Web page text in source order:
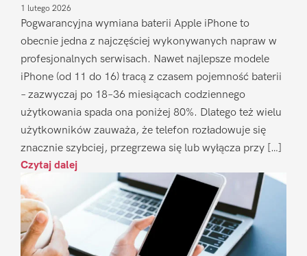
1 lutego 2026
Pogwarancyjna wymiana baterii Apple iPhone to
obecnie jedna z najczęściej wykonywanych napraw w
profesjonalnych serwisach. Nawet najlepsze modele
iPhone (od 11 do 16) tracą z czasem pojemność baterii
– zazwyczaj po 18–36 miesiącach codziennego
użytkowania spada ona poniżej 80%. Dlatego też wielu
użytkowników zauważa, że telefon rozładowuje się
znacznie szybciej, przegrzewa się lub wyłącza przy […]
Czytaj dalej